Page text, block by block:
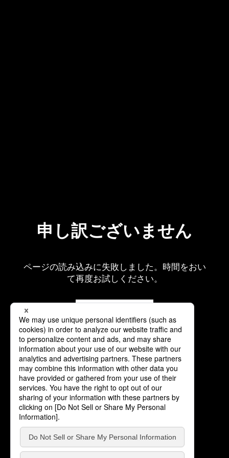
申し訳ございません
ページの読み込みに失敗しました。時間をおい
て再度お試しください。